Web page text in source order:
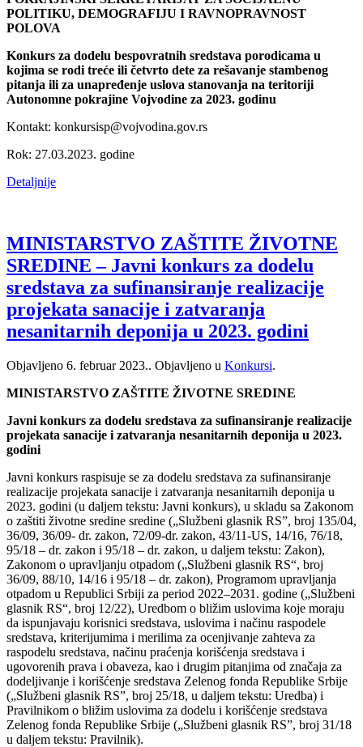
POLITIKU, DEMOGRAFIJU I RAVNOPRAVNOST
POLOVA
Konkurs za dodelu bespovratnih sredstava porodicama u
kojima se rodi treće ili četvrto dete za rešavanje stambenog
pitanja ili za unapređenje uslova stanovanja na teritoriji
Autonomne pokrajine Vojvodine za 2023. godinu
Kontakt: konkursisp@vojvodina.gov.rs
Rok: 27.03.2023. godine
Detaljnije
MINISTARSTVO ZAŠTITE ŽIVOTNE
SREDINE – Javni konkurs za dodelu
sredstava za sufinansiranje realizacije
projekata sanacije i zatvaranja
nesanitarnih deponija u 2023. godini
Objavljeno 6. februar 2023.. Objavljeno u Konkursi.
MINISTARSTVO ZAŠTITE ŽIVOTNE SREDINE
Javni konkurs za dodelu sredstava za sufinansiranje realizacije
projekata sanacije i zatvaranja nesanitarnih deponija u 2023.
godini
Javni konkurs raspisuje se za dodelu sredstava za sufinansiranje
realizacije projekata sanacije i zatvaranja nesanitarnih deponija u
2023. godini (u daljem tekstu: Javni konkurs), u skladu sa Zakonom
o zaštiti životne sredine sredine („Službeni glasnik RS”, broj 135/04,
36/09, 36/09- dr. zakon, 72/09-dr. zakon, 43/11-US, 14/16, 76/18,
95/18 – dr. zakon i 95/18 – dr. zakon, u daljem tekstu: Zakon),
Zakonom o upravljanju otpadom („Službeni glasnik RS“, broj
36/09, 88/10, 14/16 i 95/18 – dr. zakon), Programom upravljanja
otpadom u Republici Srbiji za period 2022–2031. godine („Službeni
glasnik RS“, broj 12/22), Uredbom o bližim uslovima koje moraju
da ispunjavaju korisnici sredstava, uslovima i načinu raspodele
sredstava, kriterijumima i merilima za ocenjivanje zahteva za
raspodelu sredstava, načinu praćenja korišćenja sredstava i
ugovorenih prava i obaveza, kao i drugim pitanjima od značaja za
dodeljivanje i korišćenje sredstava Zelenog fonda Republike Srbije
(„Službeni glasnik RS”, broj 25/18, u daljem tekstu: Uredba) i
Pravilnikom o bližim uslovima za dodelu i korišćenje sredstava
Zelenog fonda Republike Srbije („Službeni glasnik RS”, broj 31/18
u daljem tekstu: Pravilnik).